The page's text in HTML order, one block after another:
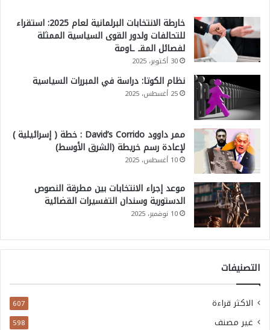
خارطة الانتخابات البرلمانية لعام 2025: استقراء
للتحالفات ولدور القوى السياسية الممثلة
لفصائل المقـ ـاومة
30 أكتوبر، 2025
نظام الكوتا: دراسة في المبررات السياسية
25 أغسطس، 2025
ممر داوود David’s Corrido : خطة ( إسرائيلية )
لإعادة رسم خريطة (الشرق الأوسط)
10 أغسطس، 2025
موعد إجراء الانتخابات بين مطرقة النصوص
الدستورية وسندان التفسيرات القضائية
10 نوفمبر، 2025
التصنيفات
الاكثر قراءة 607
غير مصنف 598